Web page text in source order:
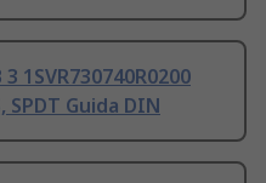
1SVR730740R0200
SPDT Guida DIN